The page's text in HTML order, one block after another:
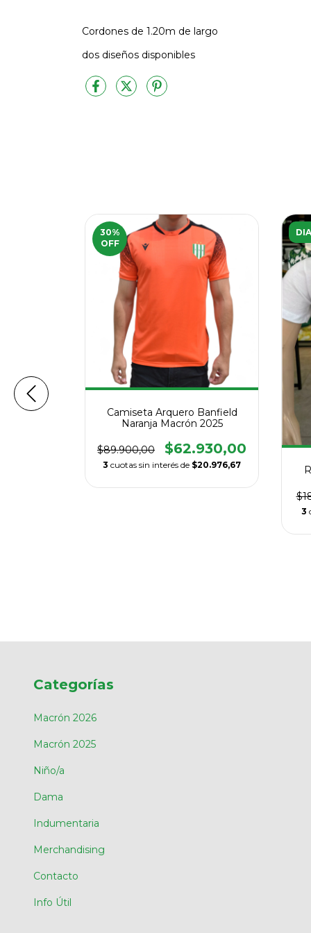
Cordones de 1.20m de largo
dos diseños disponibles
30%
OFF
Camiseta Arquero Banfield
Naranja Macrón 2025
$89.900,00 $62.930,00
3 cuotas sin interés de $20.976,67
3
Categorías
Macrón 2026
Macrón 2025
Niño/a
Dama
Indumentaria
Merchandising
Contacto
Info Útil